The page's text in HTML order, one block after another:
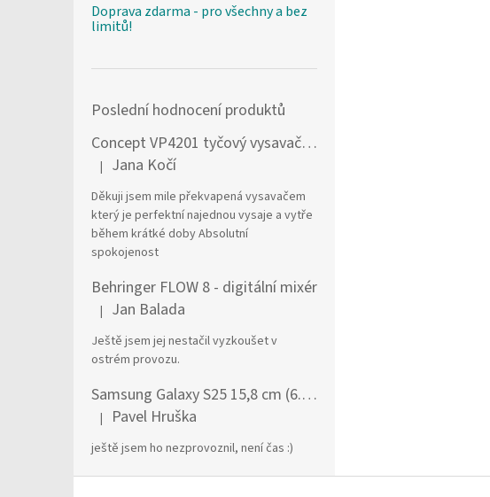
Doprava zdarma - pro všechny a bez
limitů!
Poslední hodnocení produktů
Concept VP4201 tyčový vysavač / elektrický smeták Tyčový vysavač 2 v 1 AC Suché a mokré Bezsáčkové 0,6 l 90 W Černá, Stříbrná
Hodnocení produktu je 5 z 5 hvězdiček.
| Jana Kočí
Děkuji jsem mile překvapená vysavačem
který je perfektní najednou vysaje a vytře
během krátké doby Absolutní
spokojenost
Behringer FLOW 8 - digitální mixér
Hodnocení produktu je 5 z 5 hvězdiček.
| Jan Balada
Ještě jsem jej nestačil vyzkoušet v
ostrém provozu.
Samsung Galaxy S25 15,8 cm (6.2") Dual SIM Android 15 5G USB typu C 12 GB 256 GB 4000 mAh Námořnická modrá
Hodnocení produktu je 1 z 5 hvězdiček.
| Pavel Hruška
ještě jsem ho nezprovoznil, není čas :)